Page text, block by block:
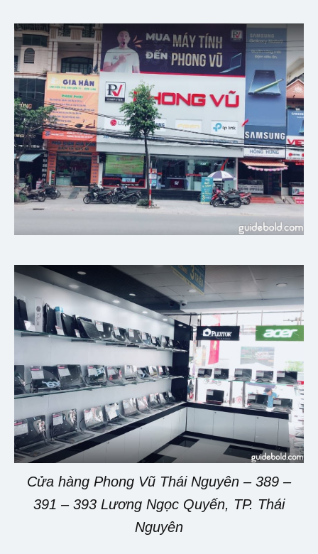
Cửa hàng Phong Vũ Thái Nguyên – 389 –
391 – 393 Lương Ngọc Quyến, TP. Thái
Nguyên